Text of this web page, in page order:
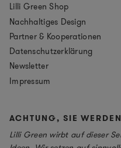
Lilli Green Shop
Nachhaltiges Design
Partner & Kooperationen
Datenschutzerklärung
Newsletter
Impressum
ACHTUNG, SIE
Lilli Green wirbt auf dieser